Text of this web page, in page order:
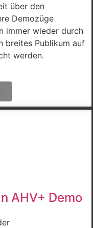
über den
Demozüge
immer wieder durch
breites Publikum auf
werden.
AHV+ Demo